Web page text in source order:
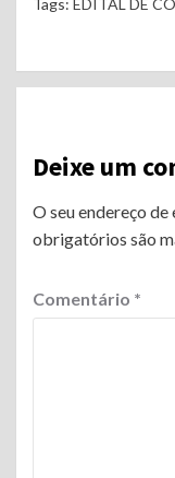
Continue
Reading
Deixe um
O seu endereço
obrigatórios são
Comentário *